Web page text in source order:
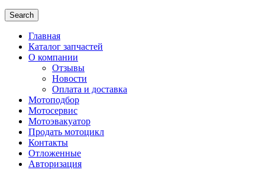
Search
Главная
Каталог запчастей
О компании
Отзывы
Новости
Оплата и доставка
Мотоподбор
Мотосервис
Мотоэвакуатор
Продать мотоцикл
Контакты
Отложенные
Авторизация